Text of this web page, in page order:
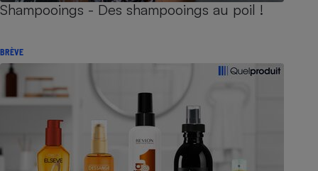
Shampooings - Des shampooings au poil !
BRÈVE